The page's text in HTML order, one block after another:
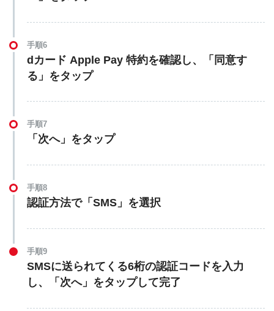
手順6
dカード Apple Pay 特約を確認し、「同意す
る」をタップ
手順7
「次へ」をタップ
手順8
認証方法で「SMS」を選択
手順9
SMSに送られてくる6桁の認証コードを入力
し、「次へ」をタップして完了